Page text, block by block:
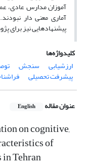
آموزان مدارس عادی،
آماری معنی دار
پیشنهادهایی نیز
کلیدواژه‌ها
ارزشیابی
سنجش
پیشرفت تحصیلی
عنوان مقاله English
on cognitive,
of
Tehran